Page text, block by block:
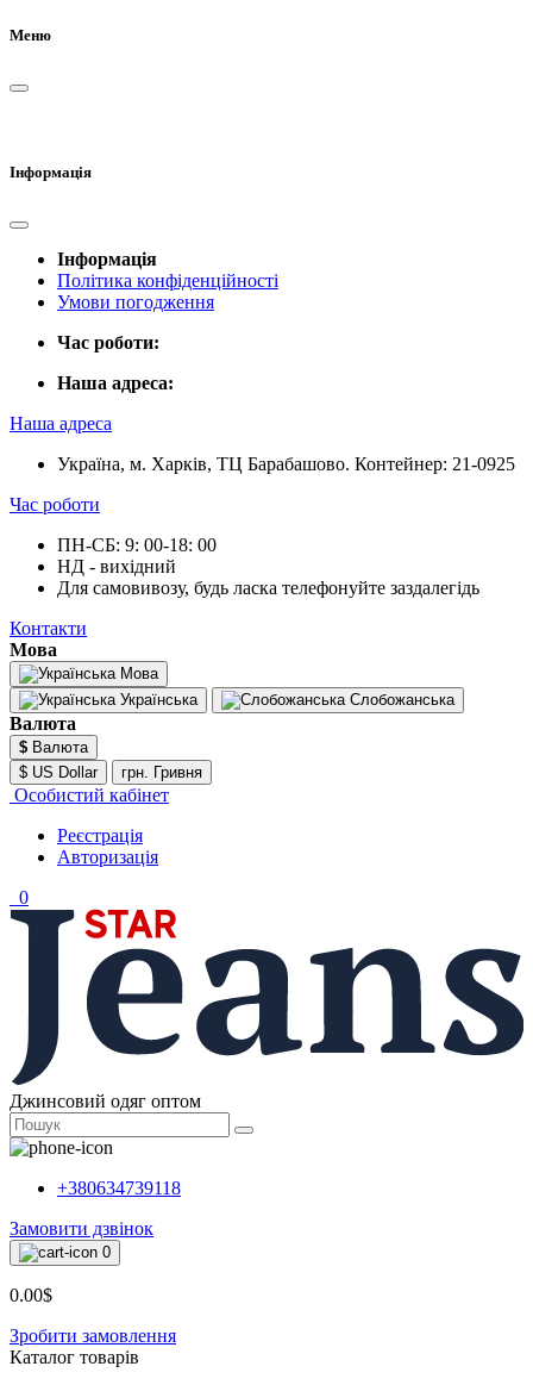
Меню
Інформація
Інформація
Політика конфіденційності
Умови погодження
Час роботи:
Наша адреса:
Наша адреса
Україна, м. Харків, ТЦ Барабашово. Контейнер: 21-0925
Час роботи
ПН-СБ: 9: 00-18: 00
НД - вихідний
Для самовивозу, будь ласка телефонуйте заздалегідь
Контакти
Мова
Мова
Українська
Слобожанська
Валюта
$ Валюта
$ US Dollar
грн. Гривня
Особистий кабінет
Реєстрація
Авторизація
0
Джинсовий одяг оптом
+380634739118
Замовити дзвінок
0
0.00$
Зробити замовлення
Каталог товарiв